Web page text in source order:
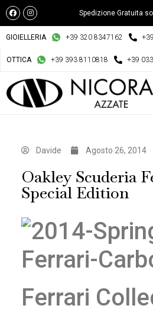
Spedizione Gratuita
GIOIELLERIA +39 320 8347162
OTTICA +39 393 8110818 +39
Davide Agosto 26, 2014
Oakley Scuderia
Special Edition
Ferrari